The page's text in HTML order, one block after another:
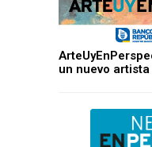
un nuevo